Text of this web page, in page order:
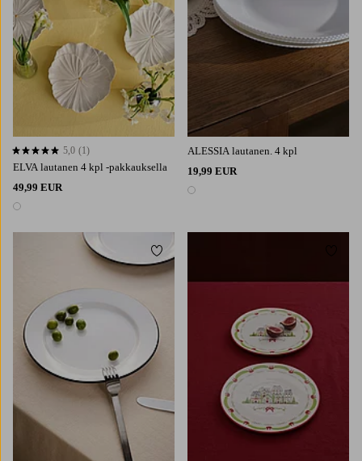
ELVA lautanen 4 kpl -pakkauksella
49,99 EUR
1 väri
5,0 perustuen 1 arvosanaan
5,0 (1)
ALESSIA lautanen. 4 kpl
19,99 EUR
1 väri
Lisää suosikkeihin